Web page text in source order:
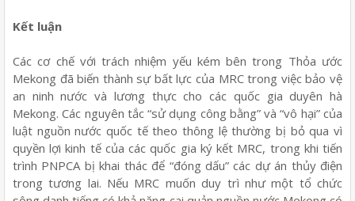
Kết luận
Các cơ chế với trách nhiệm yếu kém bên trong Thỏa ước
Mekong đã biến thành sự bất lực của MRC trong việc bảo vệ
an ninh nước và lương thực cho các quốc gia duyên hà
Mekong. Các nguyên tắc “sử dụng công bằng” và “vô hại” của
luật nguồn nước quốc tế theo thông lệ thường bị bỏ qua vì
quyền lợi kinh tế của các quốc gia ký kết MRC, trong khi tiến
trình PNPCA bị khai thác để “đóng dấu” các dự án thủy điện
trong tương lai. Nếu MRC muốn duy trì như một tổ chức